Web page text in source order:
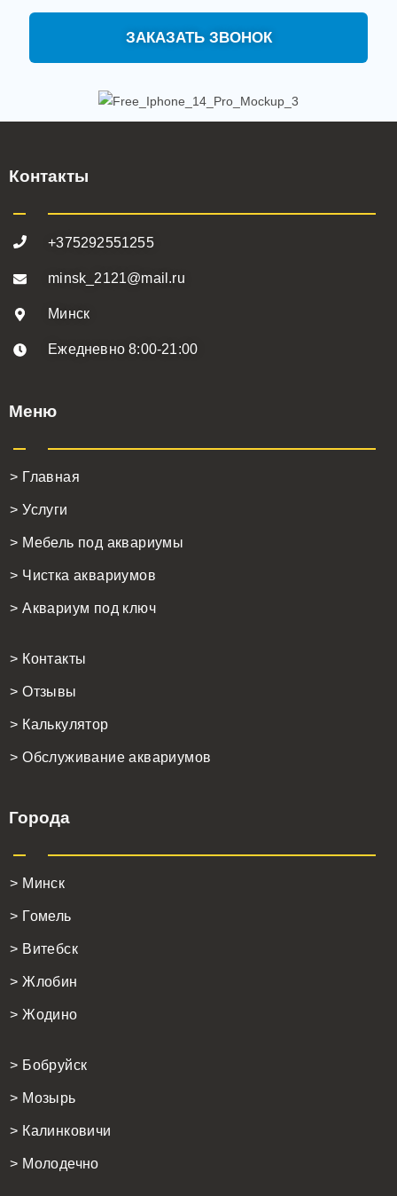
ЗАКАЗАТЬ ЗВОНОК
Контакты
+375292551255
minsk_2121@mail.ru
Минск
Ежедневно 8:00-21:00
Меню
> Главная
> Услуги
> Мебель под аквариумы
> Чистка аквариумов
> Аквариум под ключ
> Контакты
> Отзывы
> Калькулятор
> Обслуживание аквариумов
Города
> Минск
> Гомель
> Витебск
> Жлобин
> Жодино
> Бобруйск
> Мозырь
> Калинковичи
> Молодечно